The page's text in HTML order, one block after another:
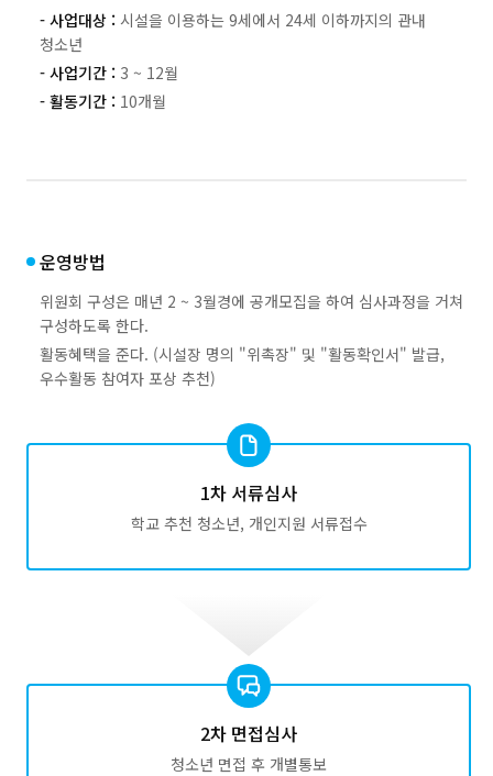
- 사업대상 : 시설을 이용하는 9세에서 24세 이하까지의 관내
청소년
- 사업기간 : 3 ~ 12월
- 활동기간 : 10개월
운영방법
위원회 구성은 매년 2 ~ 3월경에 공개모집을 하여 심사과정을 거쳐
구성하도록 한다.
활동혜택을 준다. (시설장 명의 "위촉장" 및 "활동확인서" 발급,
우수활동 참여자 포상 추천)
1차 서류심사
학교 추천 청소년, 개인지원 서류접수
2차 면접심사
청소년 면접 후 개별통보